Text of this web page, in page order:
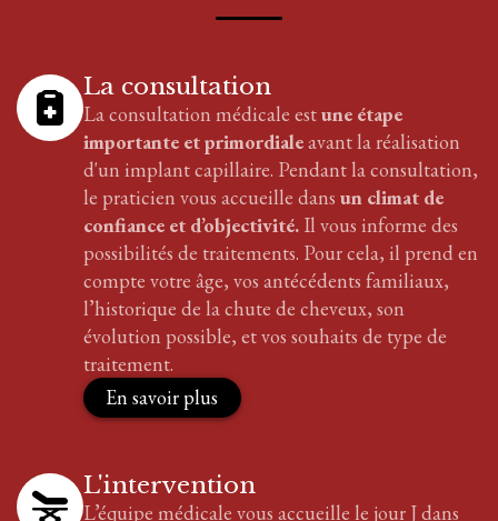
La consultation
La consultation médicale estune étape
importante et primordialeavant la réalisation
d'un implantcapillaire. Pendant la consultation,
le praticien vous accueille dans un climat de
confiance et d’objectivité. Il vous informe des
possibilités de traitements. Pour cela, il prend en
compte votre âge, vos antécédents familiaux,
l’historique de la chute de cheveux, son
évolution possible, et vos souhaits de type de
traitement.
En savoir plus
L'intervention
L’équipe médicale vous accueille le jour J dans